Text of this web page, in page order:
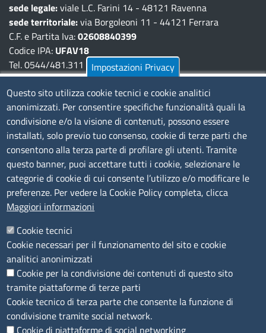
sede legale:viale L.C. Farini 14 - 48121 Ravenna
sede territoriale:via Borgoleoni 11 - 44121 Ferrara
C.F. e Partita Iva:02608840399
Codice IPA: UFAV18
Tel. 0544/481.311 - 0532/783.711
Pec:cciaa@pec.fera.camcom.it
Amministrazione Trasparente
Bandi di gara
Bilanci
Concorsi e selezioni
Procedimenti
Provvedimenti
Seguici su
Sito web
Accesso riservato
Mappa del sito
Impostazioni Privacy
Questo sito utilizza cookie tecnici e cookie analitici
anonimizzati. Per consentire specifiche funzionalità quali la
condivisione e/o la visione di contenuti, possono essere
installati, solo previo tuo consenso, cookie di terze parti che
consentono alla terza parte di profilare gli utenti. Tramite
questo banner, puoi accettare tutti i cookie, selezionare le
categorie di cookie di cui consente l’utilizzo e/o modificare le
preferenze. Per vedere la Cookie Policy completa, clicca
Maggiori informazioni
Cookie tecnici
Cookie necessari per il funzionamento del sito e cookie
analitici anonimizzati
Cookie per la condivisione dei contenuti di questo sito
tramite piattaforme di terze parti
Cookie tecnico di terza parte che consente la funzione di
condivisione tramite social network.
Cookie di piattaforme di social networking